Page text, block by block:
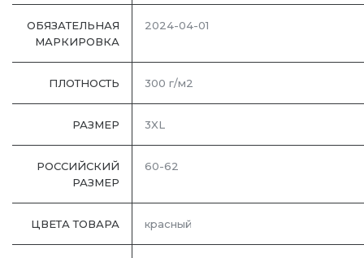
ОБЯЗАТЕЛЬНАЯ
МАРКИРОВКА
2024-04-01
ПЛОТНОСТЬ 300 г/м2
РАЗМЕР 3XL
РОССИЙСКИЙ
РАЗМЕР
60-62
ЦВЕТА ТОВАРА красный